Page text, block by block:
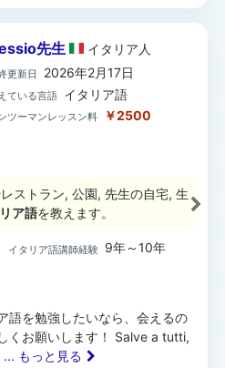
先生 イタリア 人
更新日 2026年2月17日
ている言語 イタリア語
ツーマンレッスン料 ￥2500
ストラン, 公園, 先生の自宅, 生
ア語を教えます。
イタリア語講師経験
9年～10年
語を勉強したいなら、会えるの
くお願いします！ Salve a tutti,
... もっと見る